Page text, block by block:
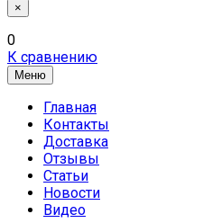
×
0
К сравнению
Меню
Главная
Контакты
Доставка
Отзывы
Статьи
Новости
Видео